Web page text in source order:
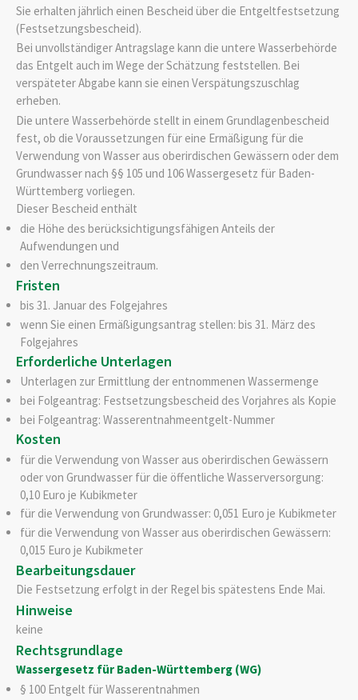
Sie erhalten jährlich einen Bescheid über die Entgeltfestsetzung
(Festsetzungsbescheid).
Bei unvollständiger Antragslage kann die untere Wasserbehörde
das Entgelt auch im Wege der Schätzung feststellen. Bei
verspäteter Abgabe kann sie einen Verspätungszuschlag
erheben.
Die untere Wasserbehörde stellt in einem Grundlagenbescheid
fest, ob die Voraussetzungen für eine Ermäßigung für die
Verwendung von Wasser aus oberirdischen Gewässern oder dem
Grundwasser nach §§ 105 und 106 Wassergesetz für Baden-
Württemberg vorliegen.
Dieser Bescheid enthält
die Höhe des berücksichtigungsfähigen Anteils der
Aufwendungen und
den Verrechnungszeitraum.
Fristen
bis 31. Januar des Folgejahres
wenn Sie einen Ermäßigungsantrag stellen: bis 31. März des
Folgejahres
Erforderliche Unterlagen
Unterlagen zur Ermittlung der entnommenen Wassermenge
bei Folgeantrag: Festsetzungsbescheid des Vorjahres als Kopie
bei Folgeantrag: Wasserentnahmeentgelt-Nummer
Kosten
für die Verwendung von Wasser aus oberirdischen Gewässern
oder von Grundwasser für die öffentliche Wasserversorgung:
0,10 Euro je Kubikmeter
für die Verwendung von Grundwasser: 0,051 Euro je Kubikmeter
für die Verwendung von Wasser aus oberirdischen Gewässern:
0,015 Euro je Kubikmeter
Bearbeitungsdauer
Die Festsetzung erfolgt in der Regel bis spätestens Ende Mai.
Hinweise
keine
Rechtsgrundlage
Wassergesetz für Baden-Württemberg (WG)
§ 100 Entgelt für Wasserentnahmen